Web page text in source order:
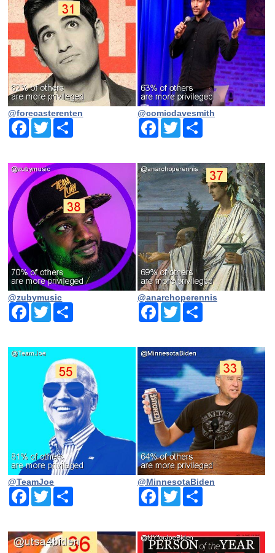
@forecasterenten
Facebook
Twitter
@comicdavesmith
Facebook
TwitterShare
@zubymusic
Facebook
Twitter
@anarchoperennis
Facebook
TwitterShare
@TeamJoe
Facebook
Twitter
@MinnesotaBiden
Facebook
TwitterShare